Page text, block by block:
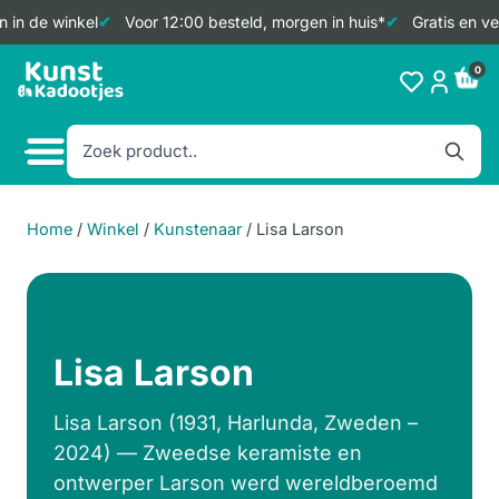
de winkel Voor 12:00 besteld, morgen in huis* Gratis en
Doorgaan
naar
0
Home / Winkel / Kunstenaar / Lisa Larson
Lisa Larson
Lisa Larson (1931, Harlunda, Zweden –
2024) — Zweedse keramiste en
ontwerper Larson werd wereldberoemd